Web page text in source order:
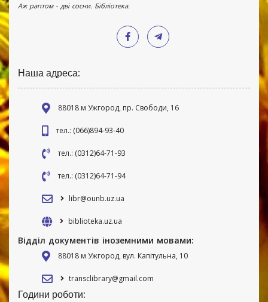
Аж раптом - дві сосни. Бібліотека.
Наша адреса:
88018 м Ужгород, пр. Свободи, 16
тел.: (066)894-93-40
тел.: (0312)64-71-93
тел.: (0312)64-71-94
libr@ounb.uz.ua
biblioteka.uz.ua
Відділ документів іноземними мовами:
88018 м Ужгород, вул. Капітульна, 10
transclibrary@gmail.com
Години роботи: